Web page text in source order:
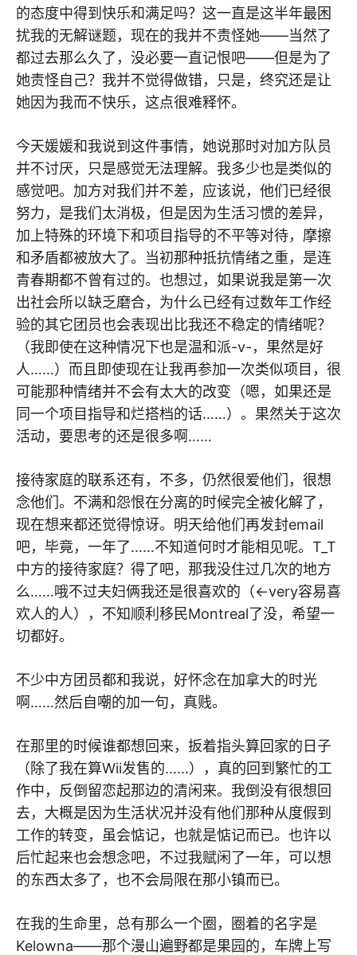
的态度中得到快乐和满足吗？这一直是这半年最困
扰我的无解谜题，现在的我并不责怪她——当然了
都过去那么久了，没必要一直记恨吧——但是为了
她责怪自己？我并不觉得做错，只是，终究还是让
她因为我而不快乐，这点很难释怀。
今天媛媛和我说到这件事情，她说那时对加方队员
并不讨厌，只是感觉无法理解。我多少也是类似的
感觉吧。加方对我们并不差，应该说，他们已经很
努力，是我们太消极，但是因为生活习惯的差异，
加上特殊的环境下和项目指导的不平等对待，摩擦
和矛盾都被放大了。当初那种抵抗情绪之重，是连
青春期都不曾有过的。也想过，如果说我是第一次
出社会所以缺乏磨合，为什么已经有过数年工作经
验的其它团员也会表现出比我还不稳定的情绪呢？
（我即使在这种情况下也是温和派-v-，果然是好
人……）而且即使现在让我再参加一次类似项目，很
可能那种情绪并不会有太大的改变（嗯，如果还是
同一个项目指导和烂搭档的话……）。果然关于这次
活动，要思考的还是很多啊……
接待家庭的联系还有，不多，仍然很爱他们，很想
念他们。不满和怨恨在分离的时候完全被化解了，
现在想来都还觉得惊讶。明天给他们再发封email
吧，毕竟，一年了……不知道何时才能相见呢。T_T
中方的接待家庭？得了吧，那我没住过几次的地方
么……哦不过夫妇俩我还是很喜欢的（<-very容易喜
欢人的人），不知顺利移民Montreal了没，希望一
切都好。
不少中方团员都和我说，好怀念在加拿大的时光
啊……然后自嘲的加一句，真贱。
在那里的时候谁都想回来，扳着指头算回家的日子
（除了我在算Wii发售的……），真的回到繁忙的工
作中，反倒留恋起那边的清闲来。我倒没有很想回
去，大概是因为生活状况并没有他们那种从度假到
工作的转变，虽会惦记，也就是惦记而已。也许以
后忙起来也会想念吧，不过我赋闲了一年，可以想
的东西太多了，也不会局限在那小镇而已。
在我的生命里，总有那么一个圈，圈着的名字是
Kelowna——那个漫山遍野都是果园的，车牌上写